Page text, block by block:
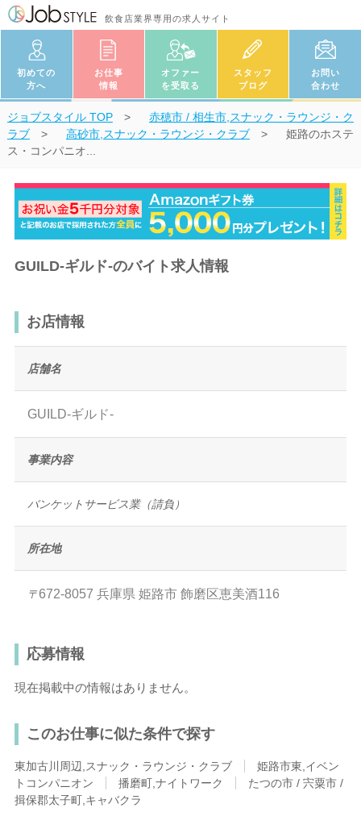
飲食店業界専用の求人サイト
初めての
方へ
お仕事
情報
オファー
を受取る
スタッフ
ブログ
お問い
合わせ
ジョブスタイルTOP
赤穂市 / 相生市,スナック・ラウンジ・ク
ラブ
高砂市,スナック・ラウンジ・クラブ
姫路のホステ
ス・コンパニオ...
GUILD-ギルド‐のバイト求人情報
お店情報
店舗名
GUILD-ギルド‐
事業内容
バンケットサービス業（請負）
所在地
〒672-8057 兵庫県 姫路市 飾磨区恵美酒116
応募情報
現在掲載中の情報はありません。
このお仕事に似た条件で探す
東加古川周辺,スナック・ラウンジ・クラブ
姫路市東,イベン
トコンパニオン
播磨町,ナイトワーク
たつの市 / 宍粟市 /
揖保郡太子町,キャバクラ